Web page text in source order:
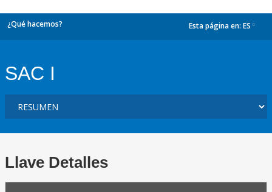
¿Qué hacemos? Esta página en: ES
SAC I
Llave Detalles